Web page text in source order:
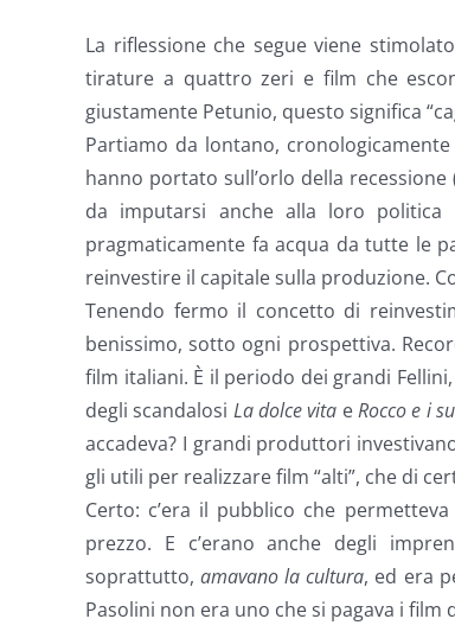
La riflessione che segue viene
tirature a quattro zeri e film che
giustamente Petunio, questo significa
Partiamo da lontano,
hanno portato sull’orlo della
da imputarsi anche alla loro
pragmaticamente fa acqua da tutte le
reinvestire il capitale sulla produzione.
Tenendo fermo il concetto di
benissimo, sotto ogni prospettiva.
film italiani. È il periodo dei grandi
degli scandalosi La dolce vita eRocco e i
accadeva? I grandi produttori
gli utili per realizzare film “alti”, che di
Certo: c’era il pubblico che
prezzo. E c’erano anche degli
soprattutto,amavano la cultura, ed era
Pasolini non era uno che si pagava i film